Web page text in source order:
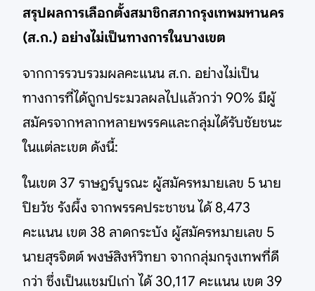
สรุปผลการเลือกตั้งสมาชิกสภากรุงเทพมหานคร
(ส.ก.) อย่างไม่เป็นทางการในบางเขต
จากการรวบรวมผลคะแนน ส.ก. อย่างไม่เป็น
ทางการที่ได้ถูกประมวลผลไปแล้วกว่า 90% มีผู้
สมัครจากหลากหลายพรรคและกลุ่มได้รับชัยชนะ
ในแต่ละเขต ดังนี้:
ในเขต 37 ราษฎร์บูรณะ ผู้สมัครหมายเลข 5 นาย
ปิยวัช รังผึ้ง จากพรรคประชาชน ได้ 8,473
คะแนน เขต 38 ลาดกระบัง ผู้สมัครหมายเลข 5
นายสุรจิตต์ พงษ์สิงห์วิทยา จากกลุ่มกรุงเทพที่ดี
กว่า ซึ่งเป็นแชมป์เก่า ได้ 30,117 คะแนน เขต 39